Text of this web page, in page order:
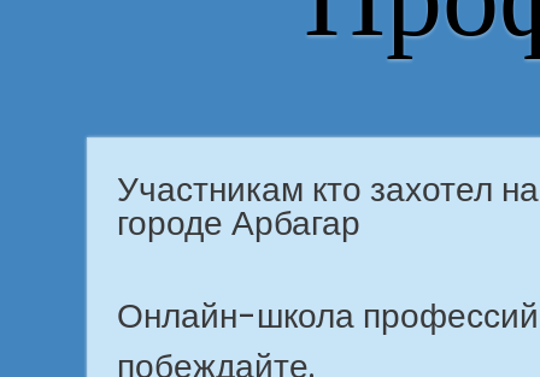
Участникам кто захотел
городе Арбагар
Онлайн-школа профессий:
побеждайте.